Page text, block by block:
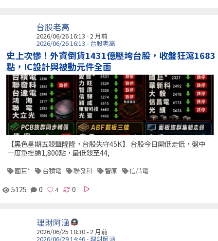
台股老高
2026/06/26 16:13 - 2 月前
2026/06/26 16:13 - 台股老高
史上次慘！外資倒貨1431億壓垮台股，收盤狂瀉1683
點，IC設計與被動元件全面
【黑色星期五殺聲隆隆，台股失守45K】 台股今日開低走低，盤中
一度重挫逾1,800點，最低殺至44,
國巨* 台積電 聯發科 智原 信昌電
5125 0 0
理財阿涵
2026/06/25 18:30 - 2 月前
2026/06/29 14:46 - 理財阿涵